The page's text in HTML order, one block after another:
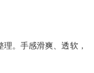
。手感滑爽、透软，